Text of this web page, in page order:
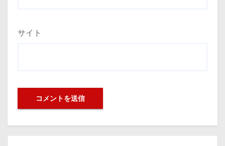
サイト